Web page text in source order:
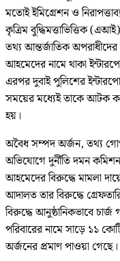
মতোই ইমিগ্রেশন ও
কৃত্রিম বুদ্ধিমত্তাভিত্তিক
তথ্য আন্তর্জাতিক অপরাধীদের
আহমেদের নামে থাকা
এরপর দুবাই পুলিশের
সময়ের মধ্যেই তাকে আটক
হয়।
অবৈধ সম্পদ অর্জন, তথ্য
অভিযোগে দুর্নীতি দমন
আহমেদের বিরুদ্ধে মামলা
আদালত তার বিরুদ্ধে
বিরুদ্ধে আনুষ্ঠানিকভাবে
পরিবারের নামে সাড়ে ১১
অর্জনের প্রমাণ পাওয়া গেছে।